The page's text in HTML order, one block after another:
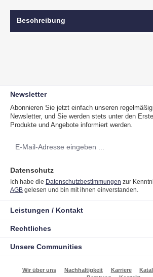
Beschreibung
Newsletter
Abonnieren Sie jetzt einfach unseren
Newsletter, und Sie werden stets unter den
Produkte und Angebote informiert werden.
Mail-
Datenschutz
Ich habe die Datenschutzbestimmungen zur
AGB gelesen und bin mit ihnen einverstanden.
Unsere Communities
Leistungen / Kontakt
Rechtliches
Wir über uns Nachhaltigkeit Karriere